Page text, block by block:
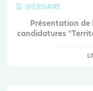
WEBINAIRE
Présentation
candidatures